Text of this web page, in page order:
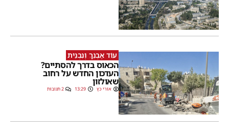
עוֹד אֶבְנֵךְ וְנִבְנֵית
הכאוס בדרך להסתיים?
העדכון החדש על רחוב
שאולזון
אורי כץ 13:29 2 תגובות